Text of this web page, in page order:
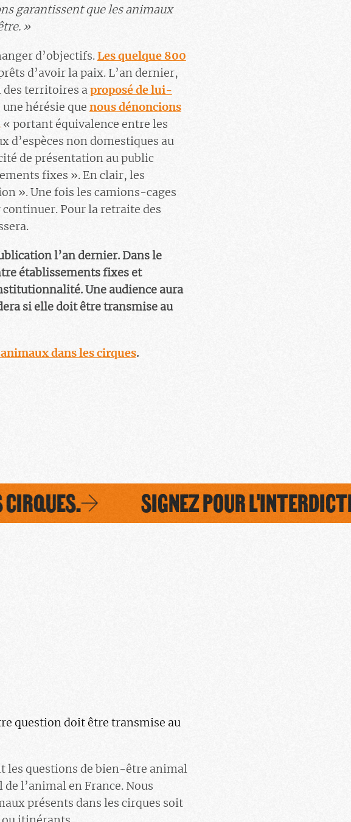
garantissent que les animaux
»
d’objectifs.Les quelque 800
d’avoir la paix. L’an dernier,
des territoires aproposé de lui-
hérésie que nous dénoncions
« portant équivalence entre les
d’espèces non domestiques au
de présentation au public
fixes ». En clair, les
». Une fois les camions-cages
Pour la retraite des
l’an dernier. Dans le
établissements fixes et
Une audience aura
si elle doit être transmise au
dans les cirques.
SIGNEZ POUR
question doit être transmise au
les questions de bien-être animal
l’animal en France. Nous
présents dans les cirques soit